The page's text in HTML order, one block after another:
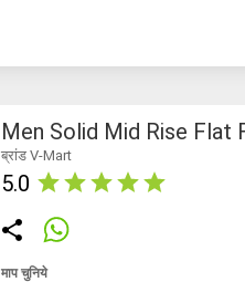
Men Solid Mid Rise Flat
ब्रांड V-Mart
5.0
माप चुनिये